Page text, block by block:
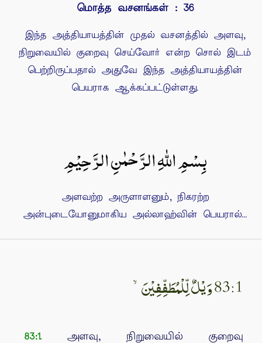
மொத்த வசனங்கள் : 36
இந்த அத்தியாயத்தின் முதல் வசனத்தில் அளவு,
நிறுவையில் குறைவு செய்வோர் என்ற சொல் இடம்
பெற்றிருப்பதால் அதுவே இந்த அத்தியாயத்தின்
பெயராக ஆக்கப்பட்டுள்ளது.
بِسْمِ اللهِ الرَّحْمٰنِ الرَّحِيْمِ
அளவற்ற அருளாளனும், நிகரற்ற
அன்புடையோனுமாகிய அல்லாஹ்வின் பெயரால்...
83:1 وَيْلٌ لِّلْمُطَفِّفِيْنَۙ‏
83:1.அளவு, நிறுவையில் குறைவு